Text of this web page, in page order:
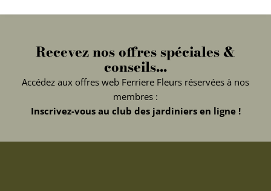
Recevez nos offres spéciales &
conseils...
Accédez aux offres web Ferriere Fleurs réservées à nos
membres :
Inscrivez-vous au club des jardiniers en ligne !